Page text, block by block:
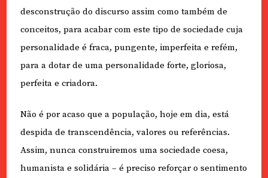
desconstrução do discurso assim como também de
conceitos, para acabar com este tipo de sociedade cuja
personalidade é fraca, pungente, imperfeita e refém,
para a dotar de uma personalidade forte, gloriosa,
perfeita e criadora.
Não é por acaso que a população, hoje em dia, está
despida de transcendência, valores ou referências.
Assim, nunca construiremos uma sociedade coesa,
humanista e solidária – é preciso reforçar o sentimento